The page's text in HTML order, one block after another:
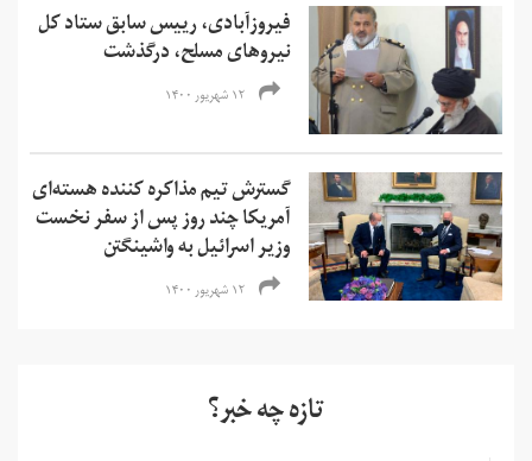
فیروزآبادی، رییس سابق ستاد کل
نیروهای مسلح، درگذشت
۱۲ شهریور ۱۴۰۰
گسترش تیم مذاکره کننده هسته‌ای
آمریکا چند روز پس از سفر نخست
وزیر اسرائیل به واشینگتن
۱۲ شهریور ۱۴۰۰
تازه چه خبر؟